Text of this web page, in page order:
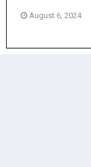
August 6, 2024